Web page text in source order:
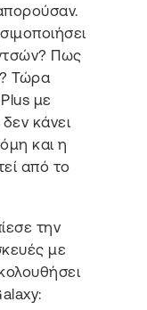
Πως
Τώρα
με
κάνει
και η
από το
την
με